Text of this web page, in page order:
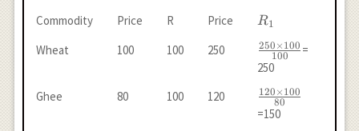
Commodity
Price R Price R_{1}
R1
Wheat 100 100 250
\frac{250
\times
{100}
100
250 × 100 =
250
Ghee
80 100 120
\frac{120
\times
80
120 × 100
=150